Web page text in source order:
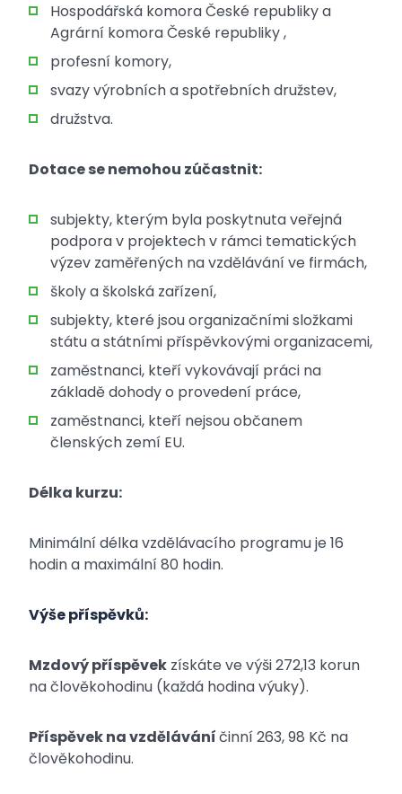
Hospodářská komora České republiky a
Agrární komora České republiky ,
profesní komory,
svazy výrobních a spotřebních družstev,
družstva.
Dotace se nemohou zúčastnit:
subjekty, kterým byla poskytnuta veřejná
podpora v projektech v rámci tematických
výzev zaměřených na vzdělávání ve firmách,
školy a školská zařízení,
subjekty, které jsou organizačními složkami
státu a státními příspěvkovými organizacemi,
zaměstnanci, kteří vykovávají práci na
základě dohody o provedení práce,
zaměstnanci, kteří nejsou občanem
členských zemí EU.
Délka kurzu:
Minimální délka vzdělávacího programu je 16
hodin a maximální 80 hodin.
Výše příspěvků:
Mzdový příspěvek získáte ve výši 272,13 korun
na člověkohodinu (každá hodina výuky).
Příspěvek na vzděláváníčinní 263, 98 Kč na
člověkohodinu.